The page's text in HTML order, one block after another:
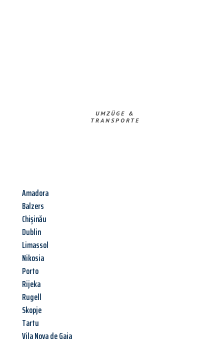
UMZÜGE &
TRANSPORTE
Amadora
Balzers
Chișinău
Dublin
Limassol
Nikosia
Porto
Rijeka
Rugell
Skopje
Tartu
Vila Nova de Gaia